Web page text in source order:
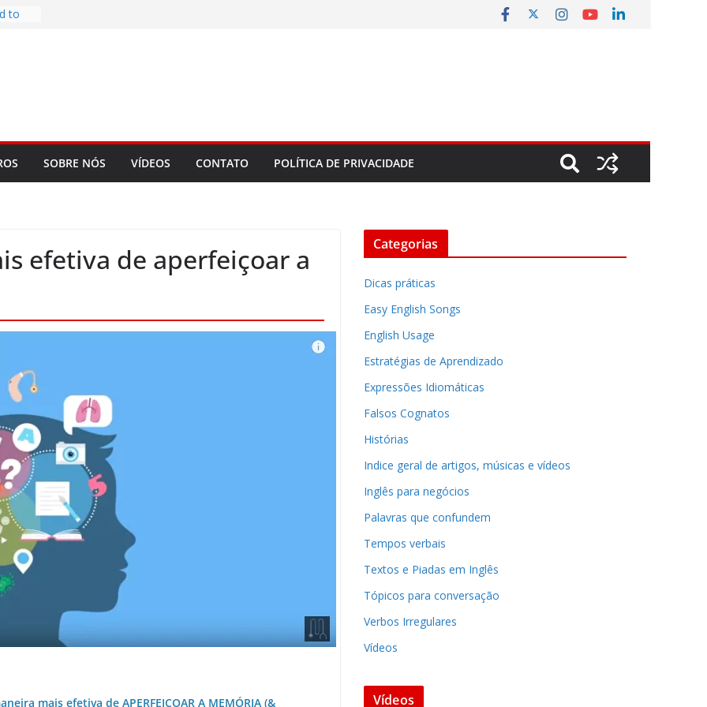
to
SOBRE NÓS VÍDEOS CONTATO POLÍTICA DE PRIVACIDADE
efetiva de aperfeiçoar a
mais efetiva de APERFEIÇOAR A MEMÓRIA (&
Categorias
Dicas práticas
Easy English Songs
English Usage
Estratégias de Aprendizado
Expressões Idiomáticas
Falsos Cognatos
Histórias
Indice geral de artigos, músicas e vídeos
Inglês para negócios
Palavras que confundem
Tempos verbais
Textos e Piadas em Inglês
Tópicos para conversação
Verbos Irregulares
Vídeos
Vídeos